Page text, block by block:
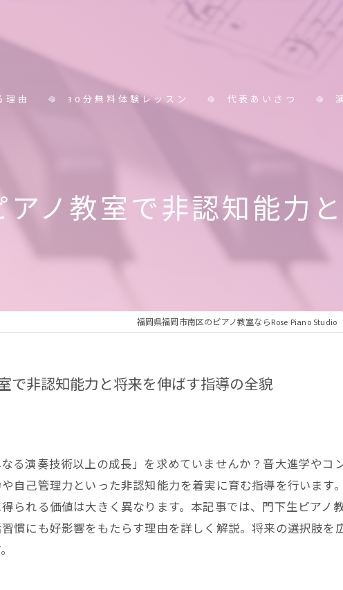
理由 30分無料体験レッスン 代表あいさつ
アノ教室で非認知能力
福岡県福岡市南区のピアノ教室ならRose Piano Studio
で非認知能力と将来を伸ばす指導の全貌
る演奏技術以上の成長」を求めていませんか？音大進学や
自己管理力といった非認知能力を着実に育む指導を行いま
られる価値は大きく異なります。本記事では、門下生ピア
慣にも好影響をもたらす理由を詳しく解説。将来の選択肢